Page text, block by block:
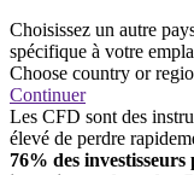
Choisissez un autre
spécifique à votre
Choose country or
Continuer
Les CFD sont des
élevé de perdre
76% des